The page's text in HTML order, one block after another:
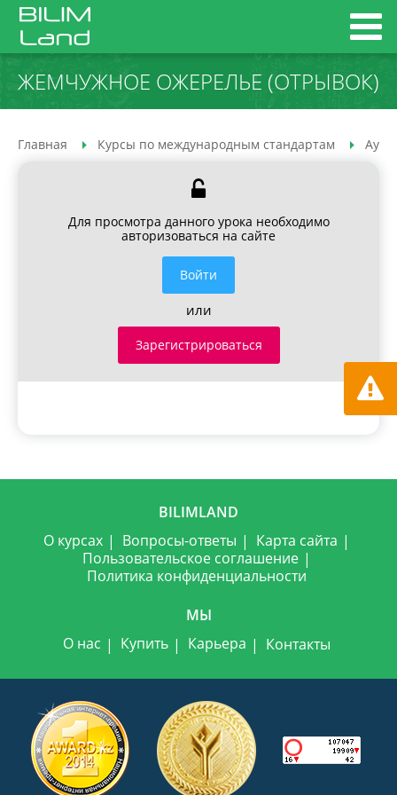
ЖЕМЧУЖНОЕ ОЖЕРЕЛЬЕ (ОТРЫВОК)
Главная Курсы по международным стандартам
Для просмотра данного урока необходимо
авторизоваться на сайте
Войти
или
Зарегистрироваться
BILIMLAND
О курсах
Вопросы-ответы
Карта сайта
Пользовательское соглашение
Политика конфиденциальности
МЫ
О нас
Купить Карьера Контакты